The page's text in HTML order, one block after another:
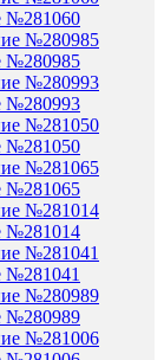
№281060
№280985
№280993
№281050
№281065
№281014
№281041
№280989